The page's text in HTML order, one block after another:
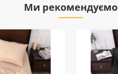
Ми рекомендуємо